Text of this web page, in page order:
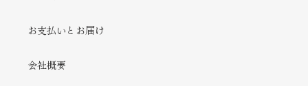
お支払いとお届け
会社概要